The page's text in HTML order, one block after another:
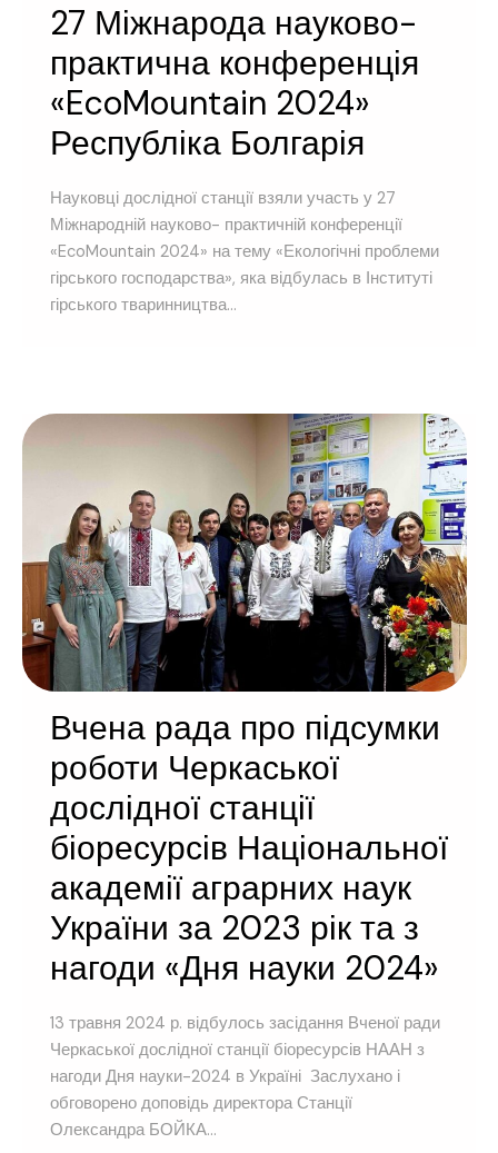
27 Міжнарода науково-
практична конференція
«EcoMountain 2024»
Республіка Болгарія
Науковці дослідної станції взяли участь у 27
Міжнародній науково- практичній конференції
«EcoMountain 2024» на тему «Екологічні проблеми
гірського господарства», яка відбулась в Інституті
гірського тваринництва...
Вчена рада про підсумки
роботи Черкаської
дослідної станції
біоресурсів Національної
академії аграрних наук
України за 2023 рік та з
нагоди «Дня науки 2024»
13 травня 2024 р. відбулось засідання Вченої ради
Черкаської дослідної станції біоресурсів НААН з
нагоди Дня науки-2024 в Україні Заслухано і
обговорено доповідь директора Станції
Олександра БОЙКА...